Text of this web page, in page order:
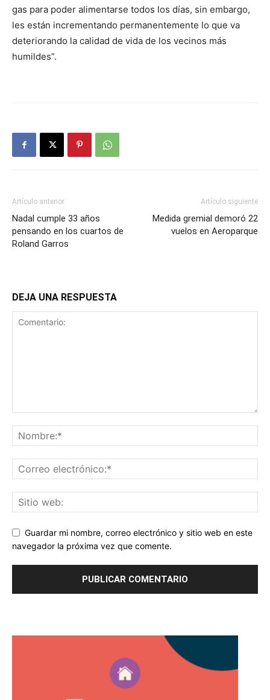
gas para poder alimentarse todos los días, sin embargo,
les están incrementando permanentemente lo que va
deteriorando la calidad de vida de los vecinos más
humildes”.
Artículo anterior
Nadal cumple 33 años
pensando en los cuartos de
Roland Garros
Artículo siguiente
Medida gremial demoró 22
vuelos en Aeroparque
DEJA UNA RESPUESTA
Guardar mi nombre, correo electrónico y sitio web en este
navegador la próxima vez que comente.